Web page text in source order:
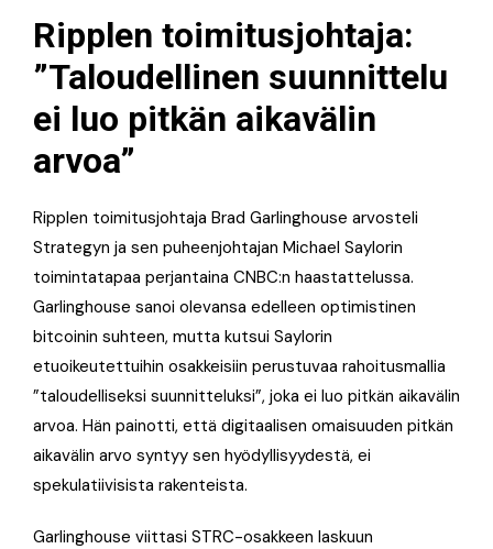
Ripplen toimitusjohtaja:
”Taloudellinen suunnittelu
ei luo pitkän aikavälin
arvoa”
Ripplen toimitusjohtaja Brad Garlinghouse arvosteli
Strategyn ja sen puheenjohtajan Michael Saylorin
toimintatapaa perjantaina CNBC:n haastattelussa.
Garlinghouse sanoi olevansa edelleen optimistinen
bitcoinin suhteen, mutta kutsui Saylorin
etuoikeutettuihin osakkeisiin perustuvaa rahoitusmallia
”taloudelliseksi suunnitteluksi”, joka ei luo pitkän aikavälin
arvoa. Hän painotti, että digitaalisen omaisuuden pitkän
aikavälin arvo syntyy sen hyödyllisyydestä, ei
spekulatiivisista rakenteista.
Garlinghouse viittasi STRC-osakkeen laskuun